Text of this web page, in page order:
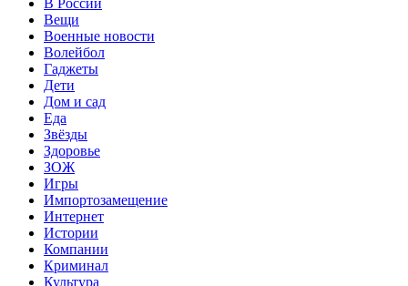
Вещи
Военные новости
Волейбол
Гаджеты
Дети
Дом и сад
Еда
Звёзды
Здоровье
ЗОЖ
Игры
Импортозамещение
Интернет
Истории
Компании
Криминал
Культура